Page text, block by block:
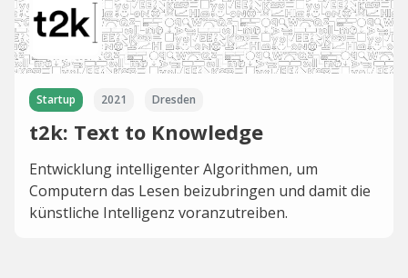
Startup 2021 Dresden
t2k: Text to Knowledge
Entwicklung intelligenter Algorithmen, um
Computern das Lesen beizubringen und damit die
künstliche Intelligenz voranzutreiben.